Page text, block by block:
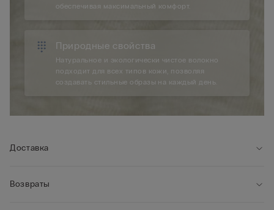
обеспечивая максимальный комфорт.
Природные свойства
Натуральное и экологически чистое волокно
подходит для всех типов кожи, позволяя
создавать стильные образы на каждый день.
Доставка
Возвраты